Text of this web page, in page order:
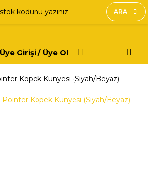
ARA
Üye Girişi / Üye Ol